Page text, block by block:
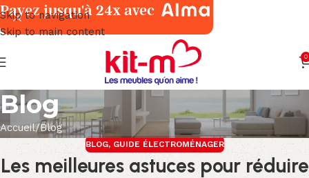
Skip to navigation
Skip to main content
0
Blog
Accueil Blog
BLOG, GUIDE ÉLECTROMÉNAGER
Les meilleures astuces pour réduire
Payez jusqu'à 24x avec